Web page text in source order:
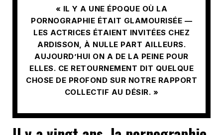
« IL Y A UNE ÉPOQUE OÙ LA
PORNOGRAPHIE ÉTAIT GLAMOURISÉE —
LES ACTRICES ÉTAIENT INVITÉES CHEZ
ARDISSON, À NULLE PART AILLEURS.
AUJOURD’HUI ON A DE LA PEINE POUR
ELLES. CE RETOURNEMENT DIT QUELQUE
CHOSE DE PROFOND SUR NOTRE RAPPORT
COLLECTIF AU DÉSIR. »